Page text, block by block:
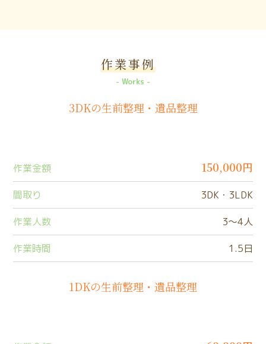
作業事例
Works
3DKの生前整理・遺品整理
作業金額 150,000円
間取り 3DK・3LDK
作業人数 3〜4人
作業時間 1.5日
1DKの生前整理・遺品整理